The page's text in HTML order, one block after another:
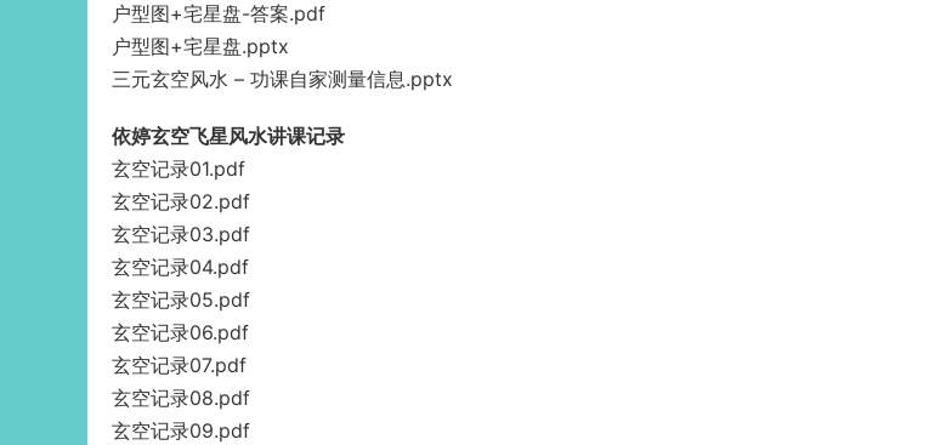
户型图+宅星盘-答案.pdf
户型图+宅星盘.pptx
三元玄空风水 – 功课自家测量信息.pptx
依婷玄空飞星风水讲课记录
玄空记录01.pdf
玄空记录02.pdf
玄空记录03.pdf
玄空记录04.pdf
玄空记录05.pdf
玄空记录06.pdf
玄空记录07.pdf
玄空记录08.pdf
玄空记录09.pdf